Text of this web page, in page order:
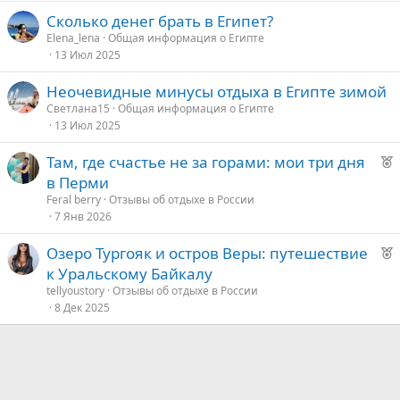
Сколько денег брать в Египет?
Elena_lena Общая информация о Египте
13 Июл 2025
Неочевидные минусы отдыха в Египте зимой
Светлана15 Общая информация о Египте
13 Июл 2025
Р
е
е
Там, где счастье не за горами: мои три дня
в Перми
Feral berry Отзывы об отдыхе в России
7 Янв 2026
Р
Озеро Тургояк и остров Веры: путешествие
к Уральскому Байкалу
tellyoustory Отзывы об отдыхе в России
8 Дек 2025